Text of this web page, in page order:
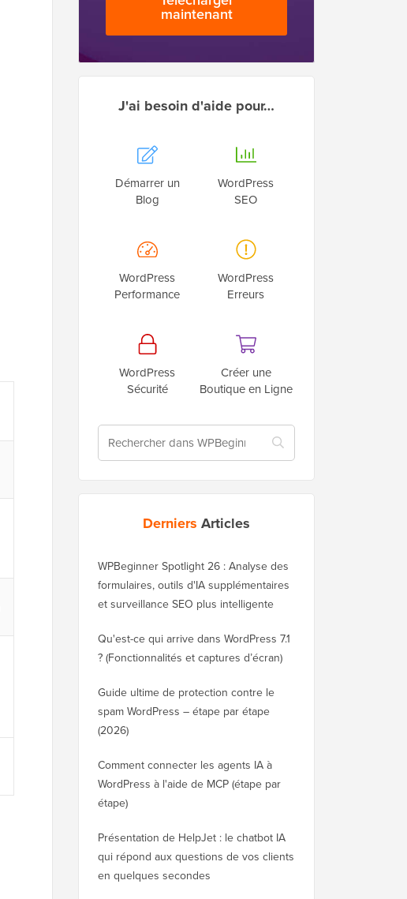
maintenant
J'ai besoin d'aide pour…
Démarrer un
Blog
WordPress
SEO
WordPress
Performance
WordPress
Erreurs
WordPress
Sécurité
Créer une
Boutique en Ligne
Derniers Articles
WPBeginner Spotlight 26 : Analyse des
formulaires, outils d'IA supplémentaires
et surveillance SEO plus intelligente
Qu'est-ce qui arrive dans WordPress 7.1
? (Fonctionnalités et captures d’écran)
Guide ultime de protection contre le
spam WordPress – étape par étape
(2026)
Comment connecter les agents IA à
WordPress à l'aide de MCP (étape par
étape)
Présentation de HelpJet : le chatbot IA
qui répond aux questions de vos clients
en quelques secondes